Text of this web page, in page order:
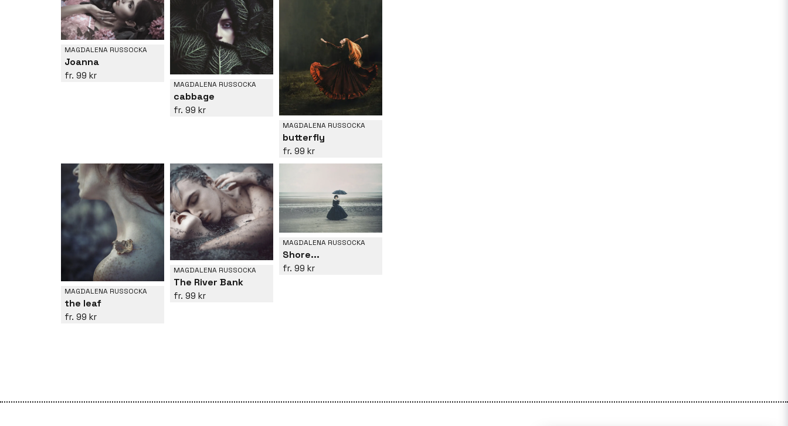
MAGDALENA RUSSOCKA
Joanna
99 kr
MAGDALENA RUSSOCKA
cabbage
99 kr
MAGDALENA RUSSOCKA
butterfly
99 kr
MAGDALENA RUSSOCKA
the leaf
99 kr
MAGDALENA RUSSOCKA
The River Bank
99 kr
MAGDALENA RUSSOCKA
Shore...
99 kr